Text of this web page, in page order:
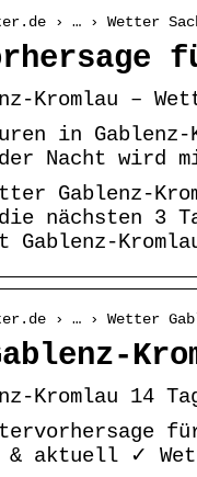
› … › Wetter
Kromlau –
in
Nacht wird
Gablenz-
nächsten 3
Gablenz-
› … › Wetter
Kromlau 14
& aktuell ✓